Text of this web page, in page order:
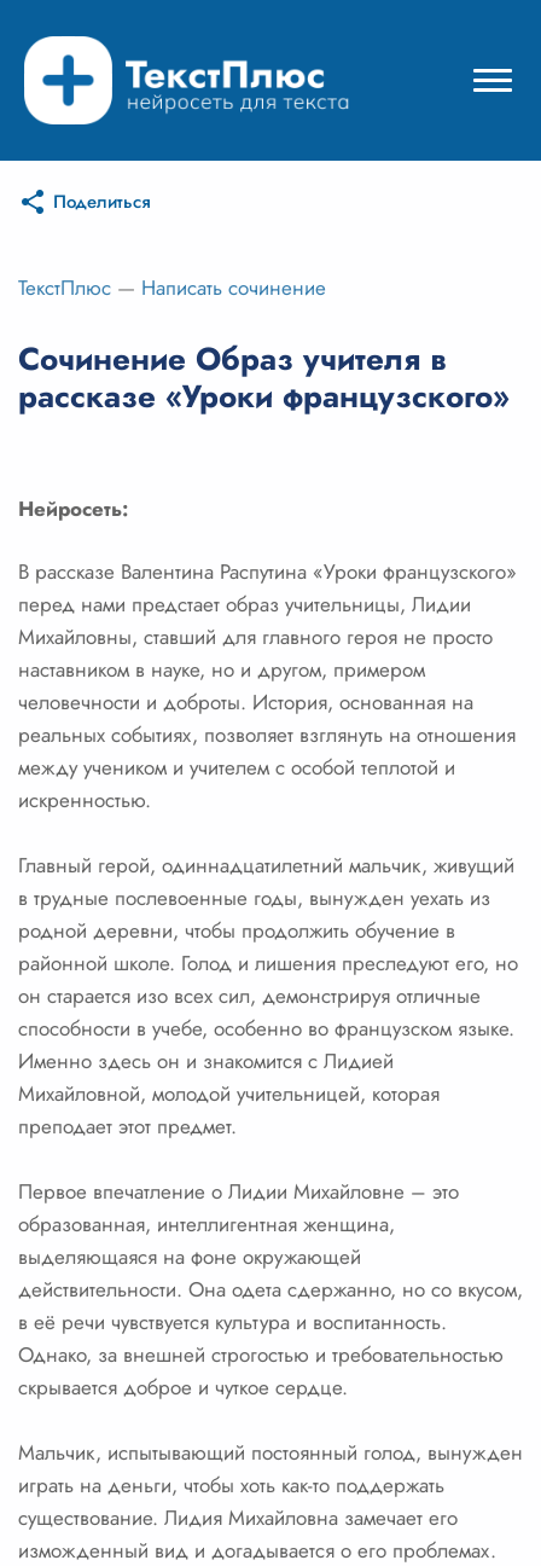
Режимы нейросети
Цены
Вход
Вход с Telegram
Поделиться
ТекстПлюс — Написать сочинение
Сочинение Образ учителя в
рассказе «Уроки французского»
Нейросеть:
В рассказе Валентина Распутина «Уроки французского»
перед нами предстает образ учительницы, Лидии
Михайловны, ставший для главного героя не просто
наставником в науке, но и другом, примером
человечности и доброты. История, основанная на
реальных событиях, позволяет взглянуть на отношения
между учеником и учителем с особой теплотой и
искренностью.
Главный герой, одиннадцатилетний мальчик, живущий
в трудные послевоенные годы, вынужден уехать из
родной деревни, чтобы продолжить обучение в
районной школе. Голод и лишения преследуют его, но
он старается изо всех сил, демонстрируя отличные
способности в учебе, особенно во французском языке.
Именно здесь он и знакомится с Лидией
Михайловной, молодой учительницей, которая
преподает этот предмет.
Первое впечатление о Лидии Михайловне – это
образованная, интеллигентная женщина,
выделяющаяся на фоне окружающей
действительности. Она одета сдержанно, но со вкусом,
в её речи чувствуется культура и воспитанность.
Однако, за внешней строгостью и требовательностью
скрывается доброе и чуткое сердце.
Мальчик, испытывающий постоянный голод, вынужден
играть на деньги, чтобы хоть как-то поддержать
существование. Лидия Михайловна замечает его
изможденный вид и догадывается о его проблемах.